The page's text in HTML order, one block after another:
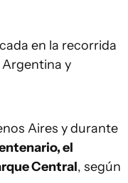
en la recorrida
y
Aires y durante
el
Central, según